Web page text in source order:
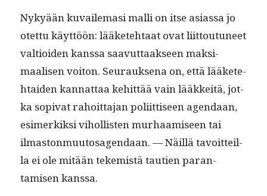
Nykyään kuvaile­masi malli on itse asi­as­sa jo
otet­tu käyt­töön: lääkete­htaat ovat liit­toutuneet
val­tioiden kanssa saavut­taak­seen mak­si­
maalisen voiton. Seu­rauk­se­na on, että lääkete­
htaiden kan­nat­taa kehit­tää vain lääkkeitä, jot­
ka sopi­vat rahoit­ta­jan poli­it­tiseen agen­daan,
esimerkik­si vihol­lis­ten murhaamiseen tai
ilmas­ton­muu­tosagen­daan. — Näil­lä tavoit­teil­
la ei ole mitään tekemistä tau­tien paran­
tamisen kanssa.